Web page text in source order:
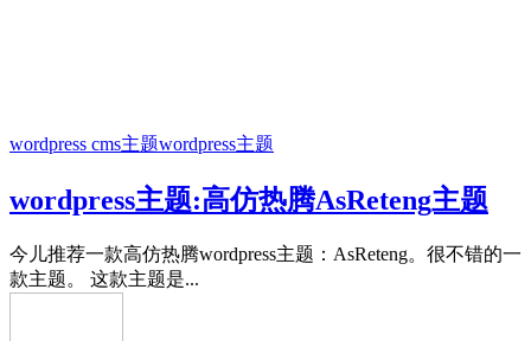
wordpress cms主题wordpress主题
wordpress主题:高仿热腾AsReteng主题
今儿推荐一款高仿热腾wordpress主题：AsReteng。很不错的一
款主题。 这款主题是...